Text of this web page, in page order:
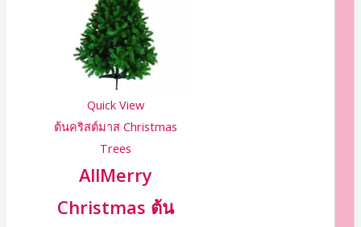
Quick View
ต้นคริสต์มาส Christmas
Trees
AllMerry
Christmas ต้น